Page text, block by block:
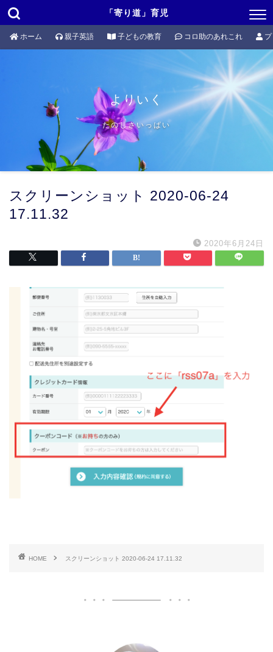
「寄り道」育児
ホーム 親子英語 子どもの教育 コロ助のあれこれ
よりいく
たのしさいっぱい
スクリーンショット 2020-06-24
17.11.32
2020年6月24日
HOME スクリーンショット 2020-06-24 17.11.32